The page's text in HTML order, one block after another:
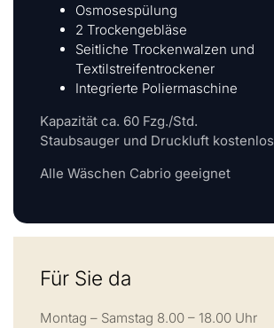
Osmosespülung
2 Trockengebläse
Seitliche Trockenwalzen und
Textilstreifentrockener
Integrierte Poliermaschine
Kapazität ca. 60 Fzg./Std.
Staubsauger und Druckluft kostenlos
Alle Wäschen Cabrio geeignet
Für Sie da
Montag – Samstag 8.00 – 18.00 Uhr